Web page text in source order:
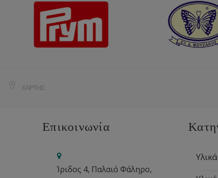
ΧΆΡΤΗΣ
Επικοινωνία
Ίριδος 4, Παλαιό Φάληρο,